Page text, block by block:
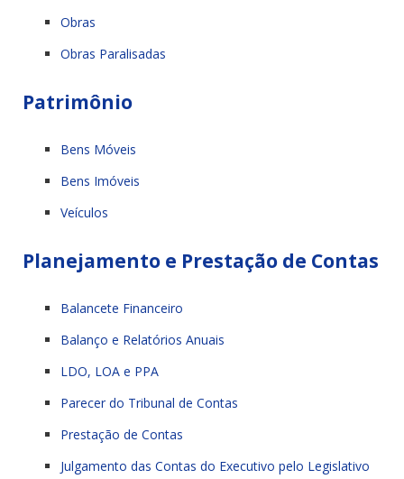
Obras
Obras Paralisadas
Patrimônio
Bens Móveis
Bens Imóveis
Veículos
Planejamento e Prestação de Contas
Balancete Financeiro
Balanço e Relatórios Anuais
LDO, LOA e PPA
Parecer do Tribunal de Contas
Prestação de Contas
Julgamento das Contas do Executivo pelo Legislativo